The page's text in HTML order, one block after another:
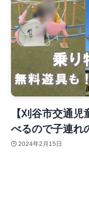
【刈谷市交通
べるので子連れ
2024年2月15日